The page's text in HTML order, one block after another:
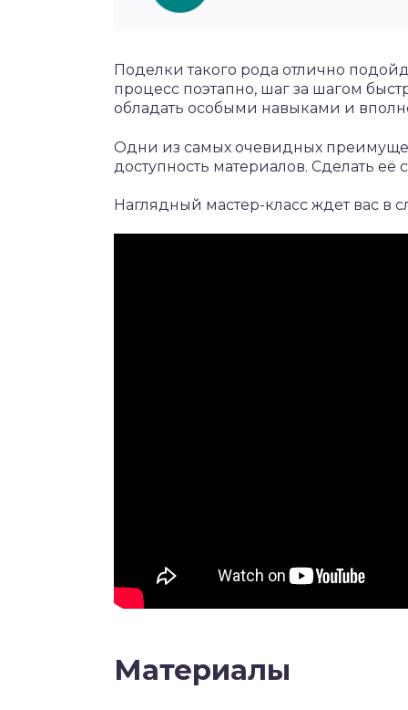
Поделки такого рода отлично
процесс поэтапно, шаг за шагом
обладать особыми навыками и
Одни из самых очевидных
доступность материалов. Сделать
Наглядный мастер-класс ждет вас в
Материалы